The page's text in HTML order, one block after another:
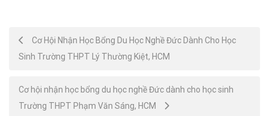
Post
navigation
Cơ Hội Nhận Học Bổng Du Học Nghề Đức Dành Cho Học
Sinh Trường THPT Lý Thường Kiệt, HCM
Cơ hội nhận học bổng du học nghề Đức dành cho học sinh
Trường THPT Phạm Văn Sáng, HCM